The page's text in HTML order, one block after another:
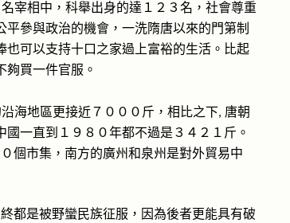
宰相中，科舉出身的達１２３名，社會尊重
參與政治的機會，一洗隋唐以來的門第制
可以支持十口之家過上富裕的生活。比起
買一件官服。
海地區更接近７０００斤，相比之下, 唐朝
一直到１９８０年都不過是３４２１斤。
個市集，南方的廣州和泉州是對外貿易中
都是被野蠻民族征服，因為後者更能具有破